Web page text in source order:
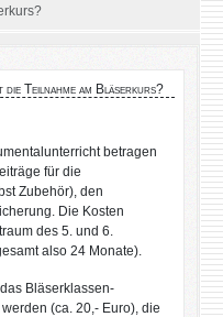
die Teilnahme am Bläserkurs?
betragen
für die
Zubehör), den
Die Kosten
des 5. und 6.
also 24 Monate).
Bläserklassen-
(ca. 20,- Euro), die